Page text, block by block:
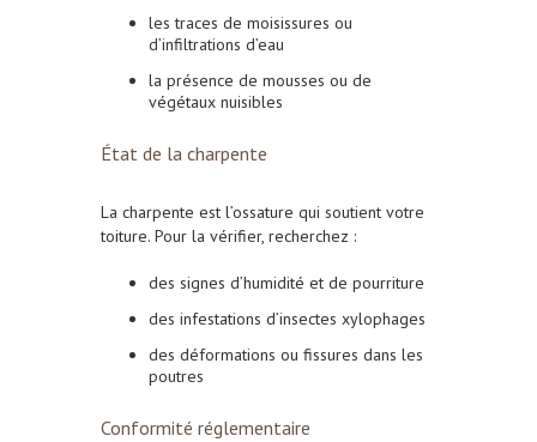
les traces de moisissures ou
d’infiltrations d’eau
la présence de mousses ou de
végétaux nuisibles
État de la charpente
La charpente est l’ossature qui soutient votre
toiture. Pour la vérifier, recherchez :
des signes d’humidité et de pourriture
des infestations d’insectes xylophages
des déformations ou fissures dans les
poutres
Conformité réglementaire